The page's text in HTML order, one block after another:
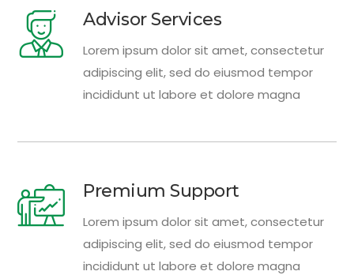
Advisor Services
Lorem ipsum dolor sit amet, consectetur
adipiscing elit, sed do eiusmod tempor
incididunt ut labore et dolore magna
Premium Support
Lorem ipsum dolor sit amet, consectetur
adipiscing elit, sed do eiusmod tempor
incididunt ut labore et dolore magna